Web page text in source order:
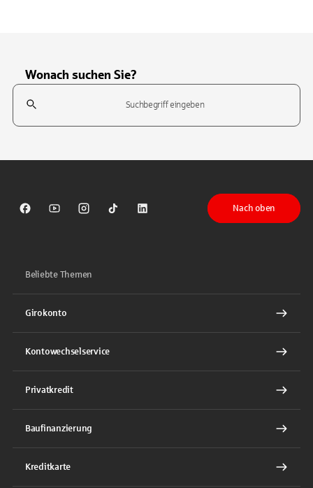
Wonach suchen Sie?
Suchfeld
Sparkasse auf Facebook
Sparkasse auf Youtube
Sparkasse auf Instagram
Sparkasse auf TikTok
Sparkasse auf LinkedIn
Nach oben
Beliebte Themen
Girokonto
Kontowechselservice
Privatkredit
Baufinanzierung
Kreditkarte